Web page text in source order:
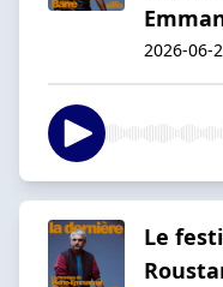
2026-06-
Le